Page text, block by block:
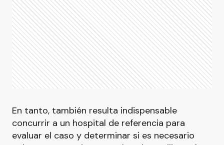
En tanto, también resulta indispensable
concurrir a un hospital de referencia para
evaluar el caso y determinar si es necesario